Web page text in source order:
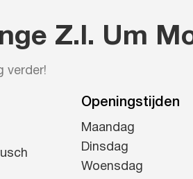
Z.I. Um
verder!
Openingstijden
Maandag
Dinsdag
Woensdag